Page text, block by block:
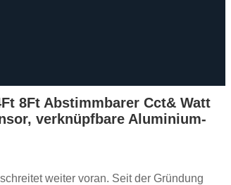
8Ft Abstimmbarer Cct& Watt
verknüpfbare Aluminium-
weiter voran. Seit der Gründung